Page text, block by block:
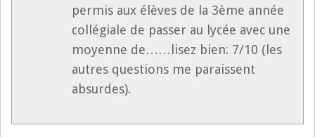
permis aux élèves de la 3ème année
collégiale de passer au lycée avec une
moyenne de……lisez bien: 7/10 (les
autres questions me paraissent
absurdes).